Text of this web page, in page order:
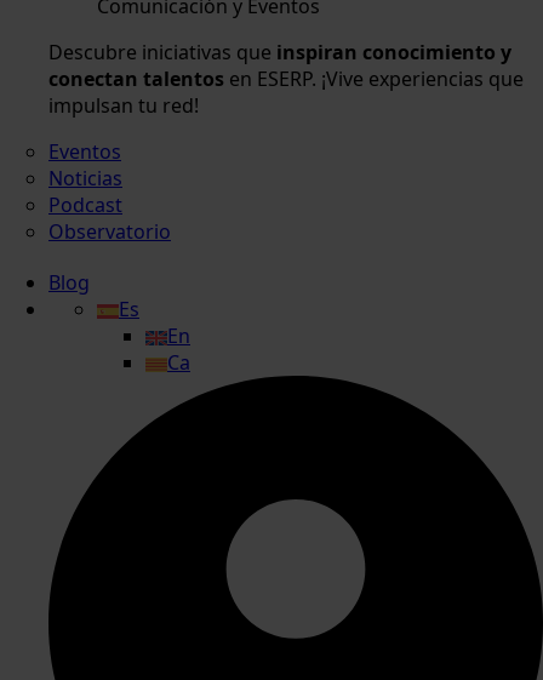
Comunicación y Eventos
Descubre iniciativas que inspiran conocimiento y
conectan talentos en ESERP. ¡Vive experiencias que
impulsan tu red!
Eventos
Noticias
Podcast
Observatorio
Blog
Es
En
Ca